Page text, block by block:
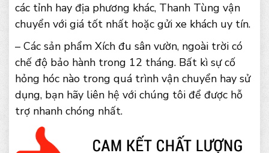
các tỉnh hay địa phương khác, Thanh Tùng vận
chuyển với giá tốt nhất hoặc gửi xe khách uy tín.
– Các sản phẩm Xích đu sân vườn, ngoài trời có
chế độ bảo hành trong 12 tháng. Bất kì sự cố
hỏng hóc nào trong quá trình vận chuyển hay sử
dụng, bạn hãy liên hệ với chúng tôi để được hỗ
trợ nhanh chóng nhất.